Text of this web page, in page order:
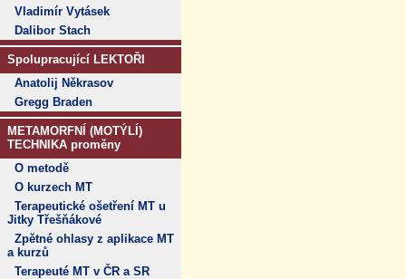
Vladimír Vytásek
Dalibor Stach
Spolupracující LEKTOŘI
Anatolij Někrasov
Gregg Braden
METAMORFNÍ (MOTÝLÍ)
TECHNIKA proměny
O metodě
O kurzech MT
Terapeutické ošetření MT u
Jitky Třešňákové
Zpětné ohlasy z aplikace MT
a kurzů
Terapeuté MT v ČR a SR